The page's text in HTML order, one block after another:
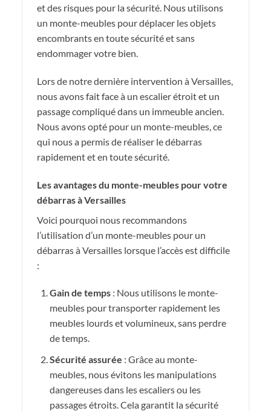
et des risques pour la sécurité. Nous utilisons
un monte-meubles pour déplacer les objets
encombrants en toute sécurité et sans
endommager votre bien.
Lors de notre dernière intervention à Versailles,
nous avons fait face à un escalier étroit et un
passage compliqué dans un immeuble ancien.
Nous avons opté pour un monte-meubles, ce
qui nous a permis de réaliser le débarras
rapidement et en toute sécurité.
Les avantages du monte-meubles pour votre
débarras à Versailles
Voici pourquoi nous recommandons
l’utilisation d’un monte-meubles pour un
débarras à Versailles lorsque l’accès est difficile
:
Gain de temps : Nous utilisons le monte-
meubles pour transporter rapidement les
meubles lourds et volumineux, sans perdre
de temps.
Sécurité assurée : Grâce au monte-
meubles, nous évitons les manipulations
dangereuses dans les escaliers ou les
passages étroits. Cela garantit la sécurité